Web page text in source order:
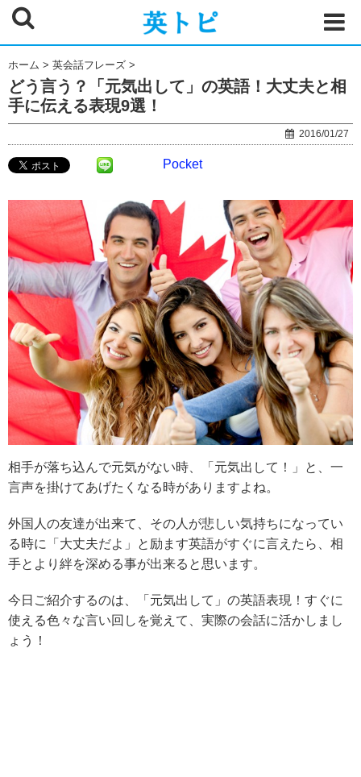
ホーム > 英会話フレーズ >
どう言う？「元気出して」の英語！大丈夫と相
手に伝える表現9選！
2016/01/27
Pocket
相手が落ち込んで元気がない時、「元気出して！」と、一
言声を掛けてあげたくなる時がありますよね。
外国人の友達が出来て、その人が悲しい気持ちになってい
る時に「大丈夫だよ」と励ます英語がすぐに言えたら、相
手とより絆を深める事が出来ると思います。
今日ご紹介するのは、「元気出して」の英語表現！すぐに
使える色々な言い回しを覚えて、実際の会話に活かしまし
ょう！